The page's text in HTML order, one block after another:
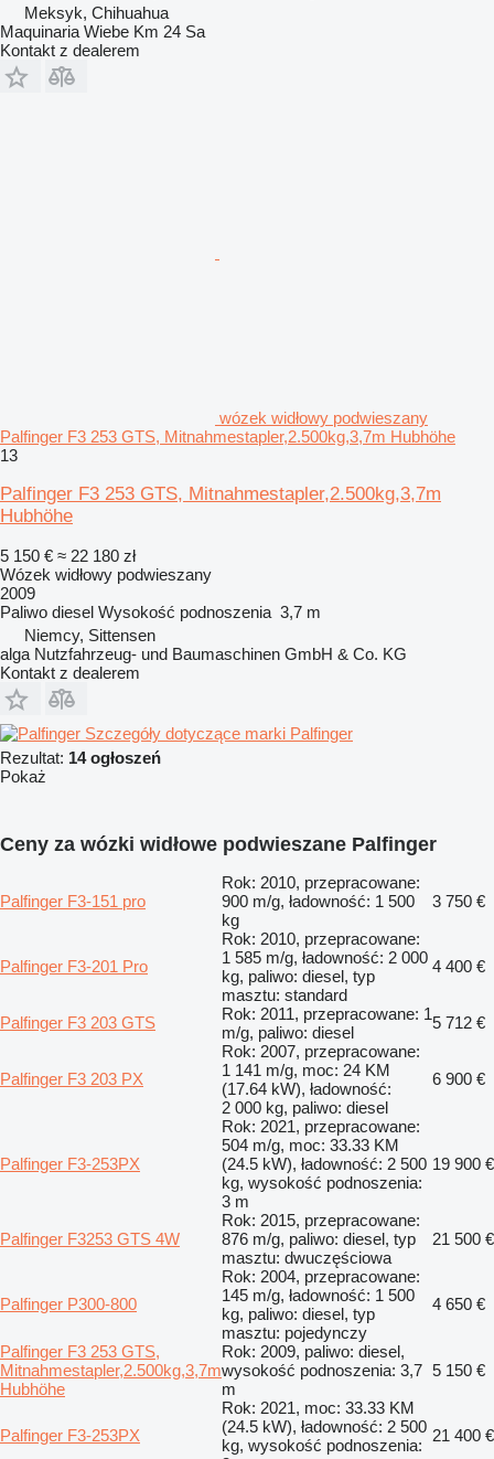
Meksyk, Chihuahua
Maquinaria Wiebe Km 24 Sa
Kontakt z dealerem
wózek widłowy podwieszany
Palfinger F3 253 GTS, Mitnahmestapler,2.500kg,3,7m Hubhöhe
13
Palfinger F3 253 GTS, Mitnahmestapler,2.500kg,3,7m
Hubhöhe
5 150 € ≈ 22 180 zł
Wózek widłowy podwieszany
2009
Paliwo diesel Wysokość podnoszenia 3,7 m
Niemcy, Sittensen
alga Nutzfahrzeug- und Baumaschinen GmbH & Co. KG
Kontakt z dealerem
Szczegóły dotyczące marki Palfinger
Rezultat: 14 ogłoszeń
Pokaż
Ceny za wózki widłowe podwieszane Palfinger
Palfinger F3-151 pro
Rok: 2010, przepracowane:
900 m/g, ładowność: 1 500
kg
3 750 €
Palfinger F3-201 Pro
Rok: 2010, przepracowane:
1 585 m/g, ładowność: 2 000
kg, paliwo: diesel, typ
masztu: standard
4 400 €
Palfinger F3 203 GTS
Rok: 2011, przepracowane: 1
m/g, paliwo: diesel
5 712 €
Palfinger F3 203 PX
Rok: 2007, przepracowane:
1 141 m/g, moc: 24 KM
(17.64 kW), ładowność:
2 000 kg, paliwo: diesel
6 900 €
Palfinger F3-253PX
Rok: 2021, przepracowane:
504 m/g, moc: 33.33 KM
(24.5 kW), ładowność: 2 500
kg, wysokość podnoszenia:
3 m
19 900 €
Palfinger F3253 GTS 4W
Rok: 2015, przepracowane:
876 m/g, paliwo: diesel, typ
masztu: dwuczęściowa
21 500 €
Palfinger P300-800
Rok: 2004, przepracowane:
145 m/g, ładowność: 1 500
kg, paliwo: diesel, typ
masztu: pojedynczy
4 650 €
Palfinger F3 253 GTS,
Mitnahmestapler,2.500kg,3,7m
Hubhöhe
Rok: 2009, paliwo: diesel,
wysokość podnoszenia: 3,7
m
5 150 €
Palfinger F3-253PX
Rok: 2021, moc: 33.33 KM
(24.5 kW), ładowność: 2 500
kg, wysokość podnoszenia:
21 400 €